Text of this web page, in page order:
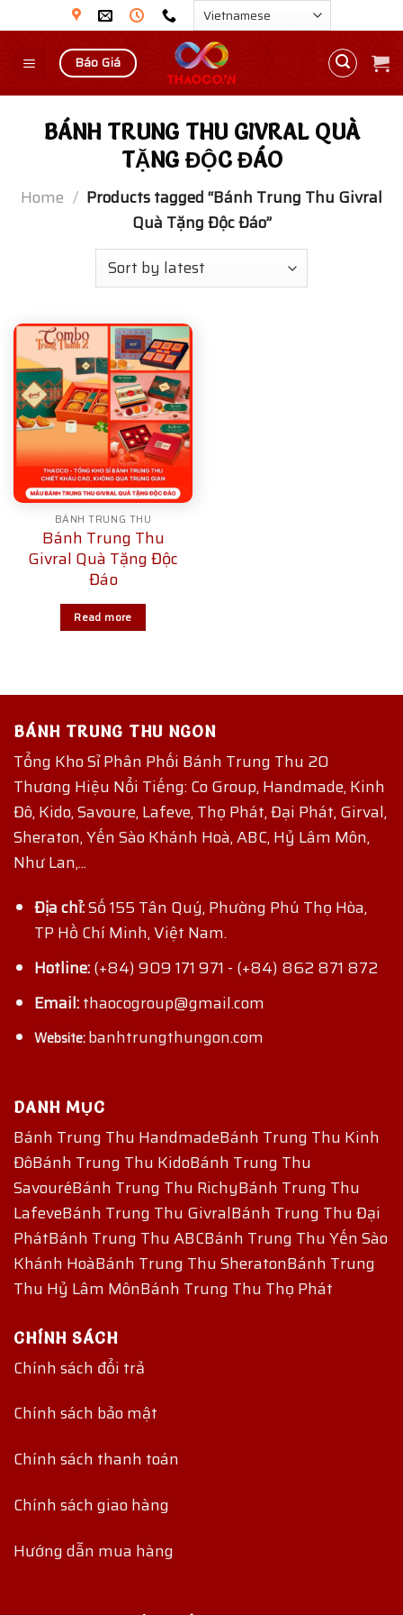
to
content
Báo Giá
BÁNH TRUNG THU GIVRAL QUÀ
TẶNG ĐỘC ĐÁO
Home / Products tagged “Bánh Trung Thu Givral
Quà Tặng Độc Đáo”
BÁNH TRUNG THU
Bánh Trung Thu
Givral Quà Tặng Độc
Đáo
Read more
BÁNH TRUNG THU NGON
Tổng Kho Sỉ Phân Phối Bánh Trung Thu 20
Thương Hiệu Nổi Tiếng: Co Group, Handmade, Kinh
Đô, Kido, Savoure, Lafeve, Thọ Phát, Đại Phát, Girval,
Sheraton, Yến Sào Khánh Hoà, ABC, Hỷ Lâm Môn,
Như Lan,...
Địa chỉ:Số 155 Tân Quý, Phường Phú Thọ Hòa,
TP Hồ Chí Minh, Việt Nam.
Hotline:(+84) 909 171 971 - (+84) 862 871 872
Email:thaocogroup@gmail.com
Website:banhtrungthungon.com
DANH MỤC
Bánh Trung Thu HandmadeBánh Trung Thu Kinh
ĐôBánh Trung Thu KidoBánh Trung Thu
SavouréBánh Trung Thu RichyBánh Trung Thu
LafeveBánh Trung Thu GivralBánh Trung Thu Đại
PhátBánh Trung Thu ABCBánh Trung Thu Yến Sào
Khánh HoàBánh Trung Thu SheratonBánh Trung
Thu Hỷ Lâm MônBánh Trung Thu Thọ Phát
CHÍNH SÁCH
Chính sách đổi trả
Chính sách bảo mật
Chính sách thanh toán
Chính sách giao hàng
Hướng dẫn mua hàng